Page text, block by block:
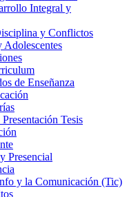
Integral y
y Conflictos
de Enseñanza
Tesis
Presencial
y la Comunicación (Tic)